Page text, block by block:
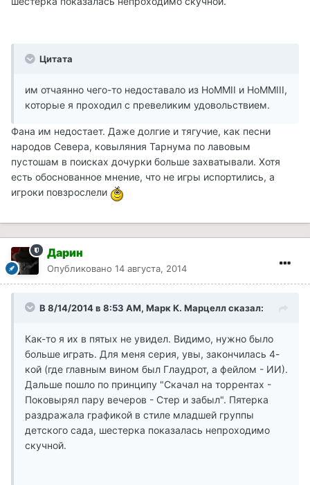
Цитата
им отчаянно чего-то недоставало из HoMMII и HoMMIII,
которые я проходил с превеликим удовольствием.
Фана им недостает. Даже долгие и тягучие, как песни
народов Севера, ковыляния Тарнума по лавовым
пустошам в поисках дочурки больше захватывали. Хотя
есть обоснованное мнение, что не игры испортились, а
игроки повзрослели
Дарин
Опубликовано 14 августа, 2014
В 8/14/2014 в 8:53 AM, Марк К. Марцелл сказал:
Как-то я их в пятых не увидел. Видимо, нужно было
больше играть. Для меня серия, увы, закончилась 4-
кой (где главным вином был Глаудрот, а фейлом - ИИ).
Дальше пошло по принципу "Скачал на торрентах -
Поковырял пару вечеров - Стер и забыл". Пятерка
раздражала графикой в стиле младшей группы
детского сада, шестерка показалась непроходимо
скучной.